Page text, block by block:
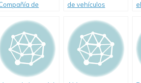
de
el programa
"Conduzcamos
Mejor"
de vehículos